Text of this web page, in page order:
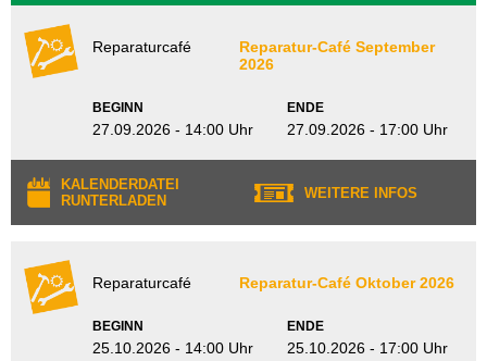
Reparaturcafé
Reparatur-Café September
2026
BEGINN
27.09.2026 - 14:00 Uhr
ENDE
27.09.2026 - 17:00 Uhr
KALENDERDATEI
RUNTERLADEN
WEITERE INFOS
Reparaturcafé Reparatur-Café Oktober 2026
BEGINN
25.10.2026 - 14:00 Uhr
ENDE
25.10.2026 - 17:00 Uhr